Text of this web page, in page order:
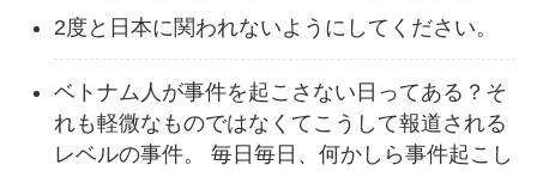
2度と日本に関われないようにしてください。
ベトナム人が事件を起こさない日ってある？そ
れも軽微なものではなくてこうして報道される
レベルの事件。 毎日毎日、何かしら事件起こし